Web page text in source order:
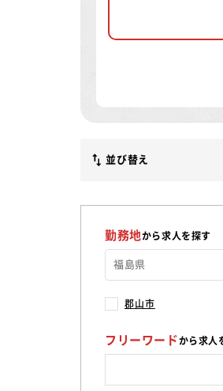
並び替え
勤務地から求人を探す
郡山市
フリーワードから求人